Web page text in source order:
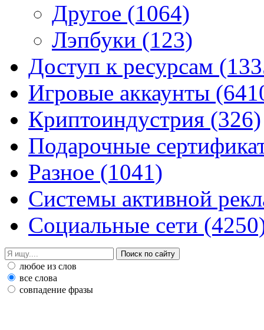
Другое (1064)
Лэпбуки (123)
Доступ к ресурсам
Игровые аккаунты
Криптоиндустрия (326)
Подарочные
Разное (1041)
Системы активной
Социальные сети
любое из слов
все слова
совпадение фразы